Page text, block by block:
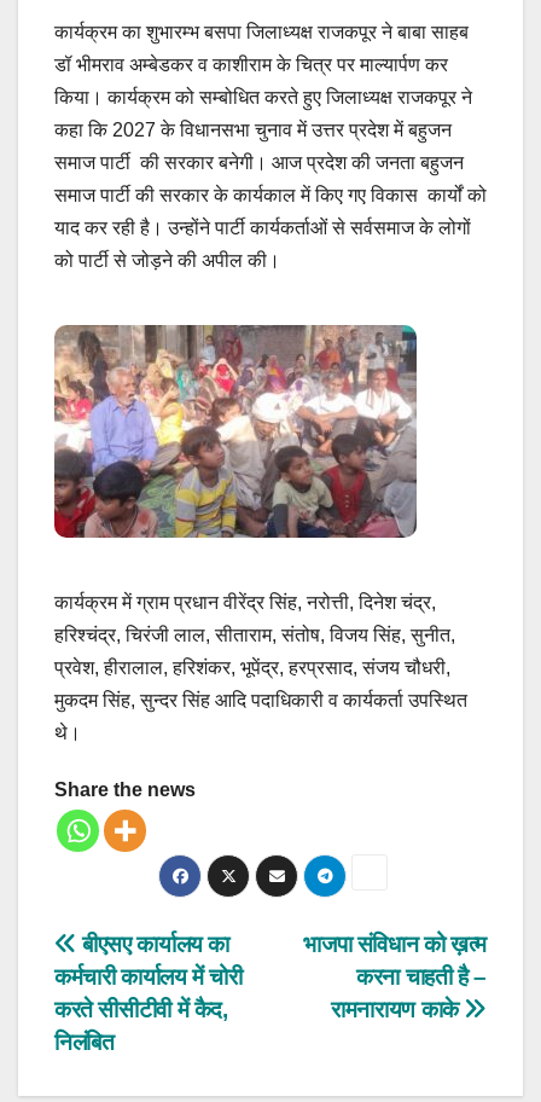
कार्यक्रम का शुभारम्भ बसपा जिलाध्यक्ष राजकपूर ने बाबा साहब
डॉ भीमराव अम्बेडकर व काशीराम के चित्र पर माल्यार्पण कर
किया। कार्यक्रम को सम्बोधित करते हुए जिलाध्यक्ष राजकपूर ने
कहा कि 2027 के विधानसभा चुनाव में उत्तर प्रदेश में बहुजन
समाज पार्टी की सरकार बनेगी। आज प्रदेश की जनता बहुजन
समाज पार्टी की सरकार के कार्यकाल में किए गए विकास कार्यों को
याद कर रही है। उन्होंने पार्टी कार्यकर्ताओं से सर्वसमाज के लोगों
को पार्टी से जोड़ने की अपील की।
कार्यक्रम में ग्राम प्रधान वीरेंद्र सिंह, नरोत्ती, दिनेश चंद्र,
हरिश्चंद्र, चिरंजी लाल, सीताराम, संतोष, विजय सिंह, सुनीत,
प्रवेश, हीरालाल, हरिशंकर, भूपेंद्र, हरप्रसाद, संजय चौधरी,
मुकदम सिंह, सुन्दर सिंह आदि पदाधिकारी व कार्यकर्ता उपस्थित
थे।
Share the news
Post
navigation
भाजपा संविधान को ख़त्म
करना चाहती है –
रामनारायण काके
बीएसए कार्यालय का
कर्मचारी कार्यालय में चोरी
करते सीसीटीवी में कैद,
निलंबित